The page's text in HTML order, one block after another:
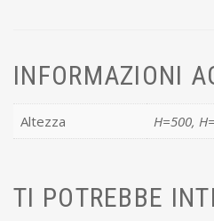
INFORMAZIONI
Altezza H=500,
TI POTREBBE